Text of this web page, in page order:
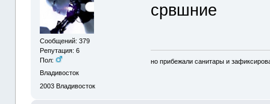
Сообщений: 379
Репутация: 6
Пол:
Владивосток
2003 Владивосток
срвшние
но прибежали санитары и